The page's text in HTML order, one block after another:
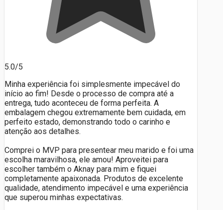
5.0/5
Minha experiência foi simplesmente impecável do
início ao fim! Desde o processo de compra até a
entrega, tudo aconteceu de forma perfeita. A
embalagem chegou extremamente bem cuidada, em
perfeito estado, demonstrando todo o carinho e
atenção aos detalhes.
Comprei o MVP para presentear meu marido e foi uma
escolha maravilhosa, ele amou! Aproveitei para
escolher também o Aknay para mim e fiquei
completamente apaixonada. Produtos de excelente
qualidade, atendimento impecável e uma experiência
que superou minhas expectativas.